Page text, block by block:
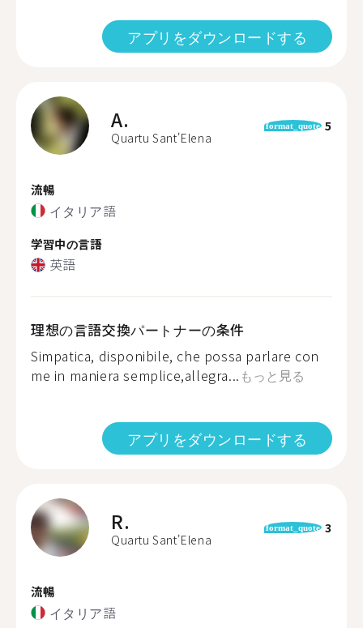
アプリをダウンロードする
A.
Quartu Sant'Elena
format_quote 5
流暢
イタリア語
学習中の言語
英語
理想の言語交換パートナーの条件
Simpatica, disponibile, che possa parlare con
me in maniera semplice,allegra... もっと見る
アプリをダウンロードする
R.
Quartu Sant'Elena
format_quote 3
流暢
イタリア語